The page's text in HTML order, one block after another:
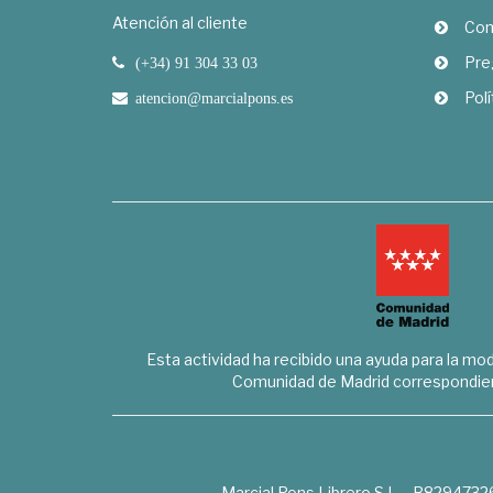
Atención al cliente
(+34) 91 304 33 03
atencion@marcialpons.es
Esta actividad ha recibido una ayuda para la
Comunidad de Madrid